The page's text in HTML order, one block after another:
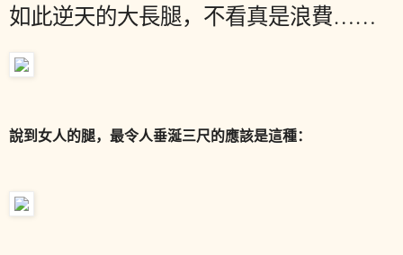
如此逆天的大長腿，不看真是浪費……
說到女人的腿，最令人垂涎三尺的應該是這種：